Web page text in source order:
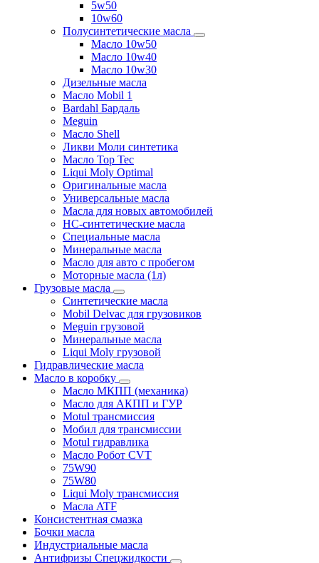
5w50
10w60
Полусинтетические масла
Масло 10w50
Масло 10w40
Масло 10w30
Дизельные масла
Масло Mobil 1
Bardahl Бардаль
Meguin
Масло Shell
Ликви Моли синтетика
Масло Top Tec
Liqui Moly Optimal
Оригинальные масла
Универсальные масла
Масла для новых автомобилей
HC-синтетические масла
Специальные масла
Минеральные масла
Масло для авто с пробегом
Моторные масла (1л)
Грузовые масла
Синтетические масла
Mobil Delvac для грузовиков
Meguin грузовой
Минеральные масла
Liqui Moly грузовой
Гидравлические масла
Масло в коробку
Масло МКПП (механика)
Масло для АКПП и ГУР
Motul трансмиссия
Мобил для трансмиссии
Motul гидравлика
Масло Робот CVT
75W90
75W80
Liqui Moly трансмиссия
Масла ATF
Консистентная смазка
Бочки масла
Индустриальные масла
Антифризы Спецжидкости